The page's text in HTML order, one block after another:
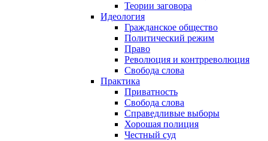
Теории заговора
Идеология
Гражданское общество
Политический режим
Право
Революция и контрреволюция
Свобода слова
Практика
Приватность
Свобода слова
Справедливые выборы
Хорошая полиция
Честный суд